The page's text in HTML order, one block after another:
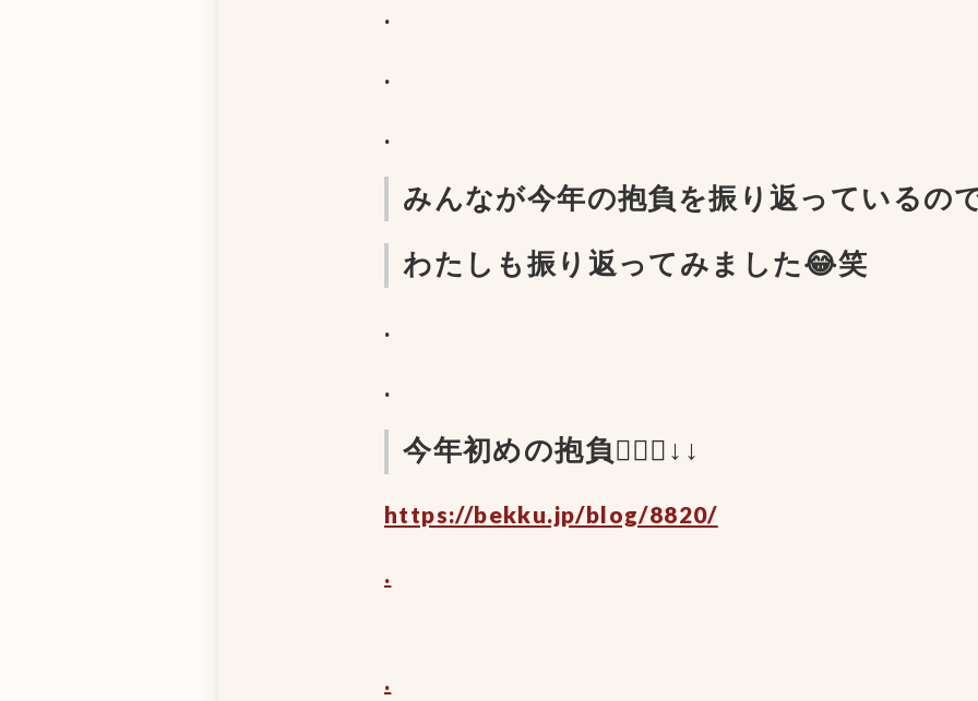
.
.
.
みんなが今年の抱負を振り返っているの
わたしも振り返ってみました😂笑
.
.
今年初めの抱負💁🏻‍♀️↓↓
https://bekku.jp/blog/8820/
.
.